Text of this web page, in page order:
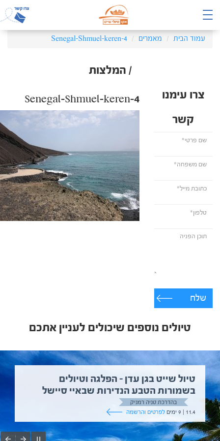
עמוד הבית מאמרים Senegal-Shmuel-keren-4
/ המלצות
צרו עימנו
קשר
שלח
Senegal-Shmuel-keren-4
טיולים נוספים שיכולים לעניין אתכם
טיול שייט בגן עדן – הפלגה וטיולים
בשמורות הטבע הנדירות שבאיי סיישל
בהדרכת טניה רמניק
11.4 | 9 ימים
לפרטים והרשמה